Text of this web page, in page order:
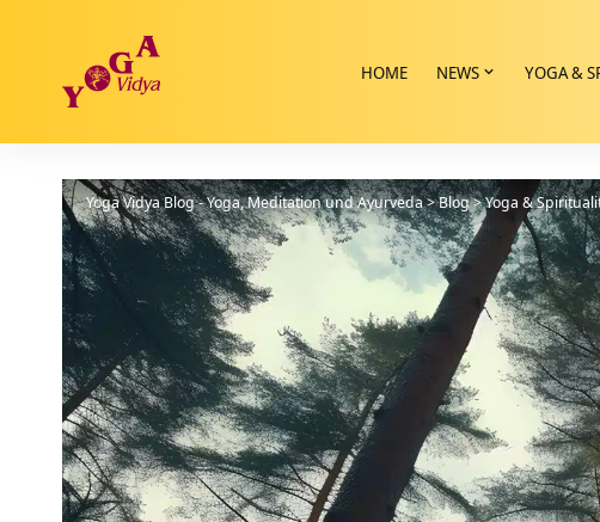
HOME NEWS YOGA &
Yoga Vidya Blog - Yoga, Meditation und Ayurveda>Blog>Yoga &